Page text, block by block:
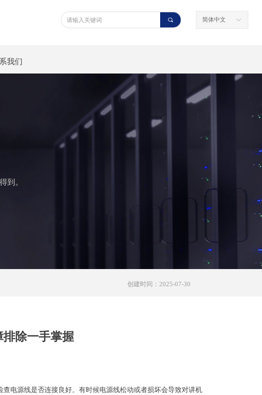
끠 ꀅ
简体中文
我们
除一手掌握
电源线是否连接良好。有时候电源线松动或者损坏会导致对讲机
创建时间： 2025-07-30
到。